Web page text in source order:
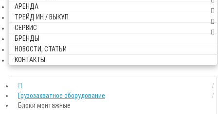
АРЕНДА
ТРЕЙД ИН / ВЫКУП
СЕРВИС
БРЕНДЫ
НОВОСТИ, СТАТЬИ
КОНТАКТЫ
Грузозахватное оборудование
Блоки монтажные